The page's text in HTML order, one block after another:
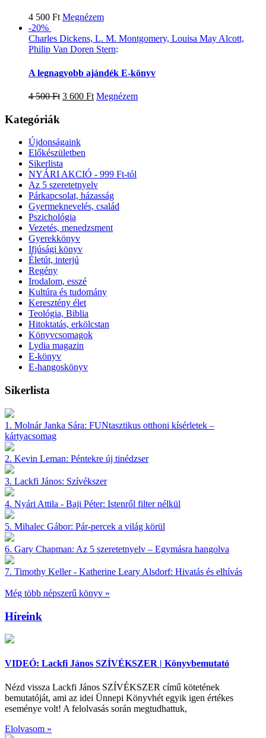
4 500 Ft Megnézem
-20%
Charles Dickens, L. M. Montgomery, Louisa May Alcott,
Philip Van Doren Stern:
A legnagyobb ajándék E-könyv
4 500Ft 3 600 Ft Megnézem
Kategóriák
Újdonságaink
Előkészületben
Sikerlista
NYÁRI AKCIÓ - 999 Ft-tól
Az 5 szeretetnyelv
Párkapcsolat, házasság
Gyermeknevelés, család
Pszichológia
Vezetés, menedzsment
Gyerekkönyv
Ifjúsági könyv
Életút, interjú
Regény
Irodalom, esszé
Kultúra és tudomány
Keresztény élet
Teológia, Biblia
Hitoktatás, erkölcstan
Könyvcsomagok
Lydia magazin
E-könyv
E-hangoskönyv
Sikerlista
1. Molnár Janka Sára: FUNtasztikus otthoni kísérletek –
kártyacsomag
2. Kevin Leman: Péntekre új tinédzser
3. Lackfi János: Szívékszer
4. Nyári Attila - Baji Péter: Istenről filter nélkül
5. Mihalec Gábor: Pár-percek a világ körül
6. Gary Chapman: Az 5 szeretetnyelv – Egymásra hangolva
7. Timothy Keller - Katherine Leary Alsdorf: Hivatás és elhívás
Még több népszerű könyv »
Híreink
VIDEÓ: Lackfi János SZÍVÉKSZER | Könyvbemutató
Nézd vissza Lackfi János SZÍVÉKSZER című kötetének
bemutatóját, ami az idei Ünnepi Könyvhét egyik igen értékes
eseménye volt! A felolvasás során megtudhattuk,
Elolvasom »